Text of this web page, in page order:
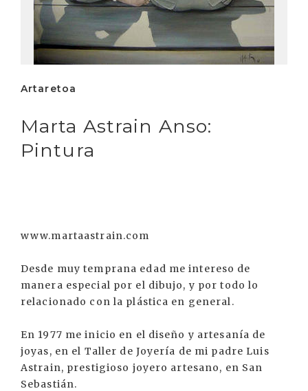
Artaretoa
Marta Astrain Anso:
Pintura
www.martaastrain.com
Desde muy temprana edad me intereso de
manera especial por el dibujo, y por todo lo
relacionado con la plástica en general.
En 1977 me inicio en el diseño y artesanía de
joyas, en el Taller de Joyería de mi padre Luis
Astrain, prestigioso joyero artesano, en San
Sebastián.